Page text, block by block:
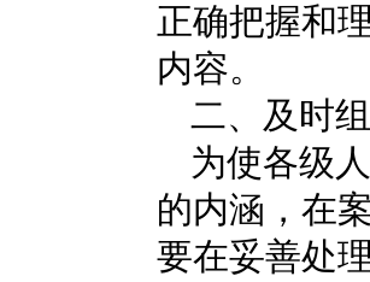
正确把握和
内容。
二、及时
为使各级
的内涵，在
要在妥善处